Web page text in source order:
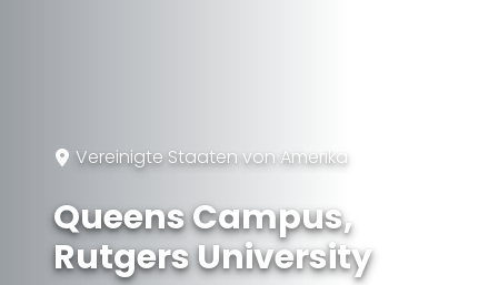
Vereinigte Staaten von Amerika
Queens Campus,
Rutgers University